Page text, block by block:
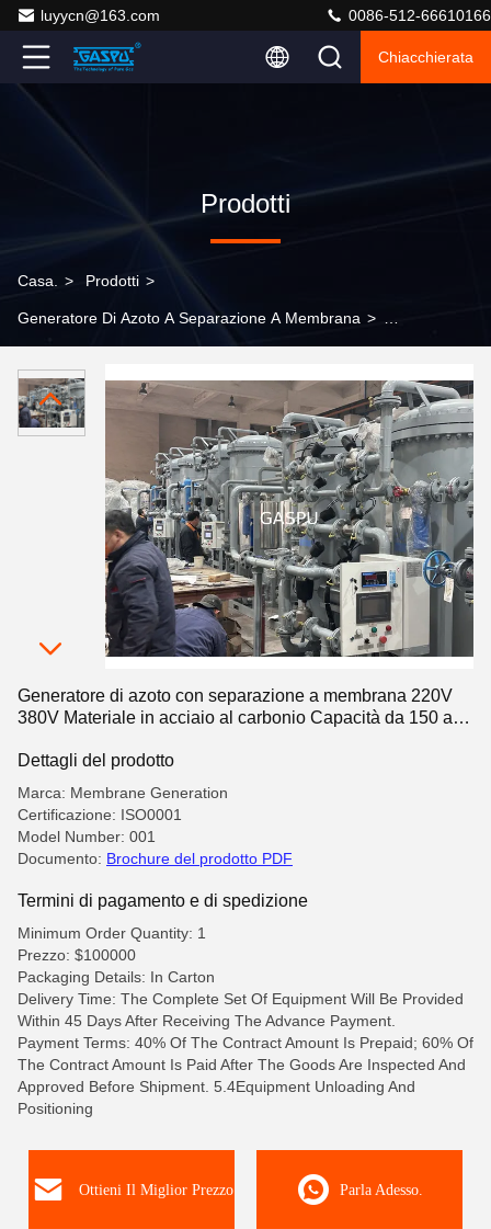
luyycn@163.com 0086-512-66610166
Chiacchierata
Prodotti
Casa. > Prodotti >
Generatore Di Azoto A Separazione A Membrana >
380V Materiale in acciaio al carbonio Capacità da 150 a
500 Kg Progettato per la fornitura di gas industriale
Generatore di azoto con separazione a membrana 220V
380V Materiale in acciaio al carbonio Capacità da 150 a
Dettagli del prodotto
Marca: Membrane Generation
Certificazione: ISO0001
Model Number: 001
Documento: Brochure del prodotto PDF
Termini di pagamento e di spedizione
Minimum Order Quantity: 1
Prezzo: $100000
Packaging Details: In Carton
Delivery Time: The Complete Set Of Equipment Will Be Provided
Within 45 Days After Receiving The Advance Payment.
Payment Terms: 40% Of The Contract Amount Is Prepaid; 60% Of
The Contract Amount Is Paid After The Goods Are Inspected And
Approved Before Shipment. 5.4Equipment Unloading And
Positioning
Ottieni Il Miglior Prezzo Parla Adesso.